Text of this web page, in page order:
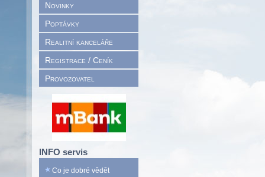
Novinky
Poptávky
Realitní kanceláře
Registrace / Ceník
Provozovatel
INFO servis
Co je dobré vědět